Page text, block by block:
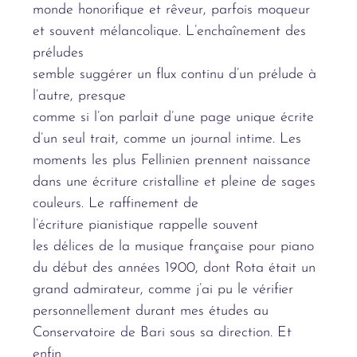
monde honorifique et rêveur, parfois moqueur
et souvent mélancolique. L’enchaînement des
préludes
semble suggérer un flux continu d’un prélude à
l’autre, presque
comme si l’on parlait d’une page unique écrite
d’un seul trait, comme un journal intime. Les
moments les plus Fellinien prennent naissance
dans une écriture cristalline et pleine de sages
couleurs. Le raffinement de
l’écriture pianistique rappelle souvent
les délices de la musique française pour piano
du début des années 1900, dont Rota était un
grand admirateur, comme j’ai pu levérifier
personnellement durant mes études au
Conservatoire de Bari sous sa direction. Et